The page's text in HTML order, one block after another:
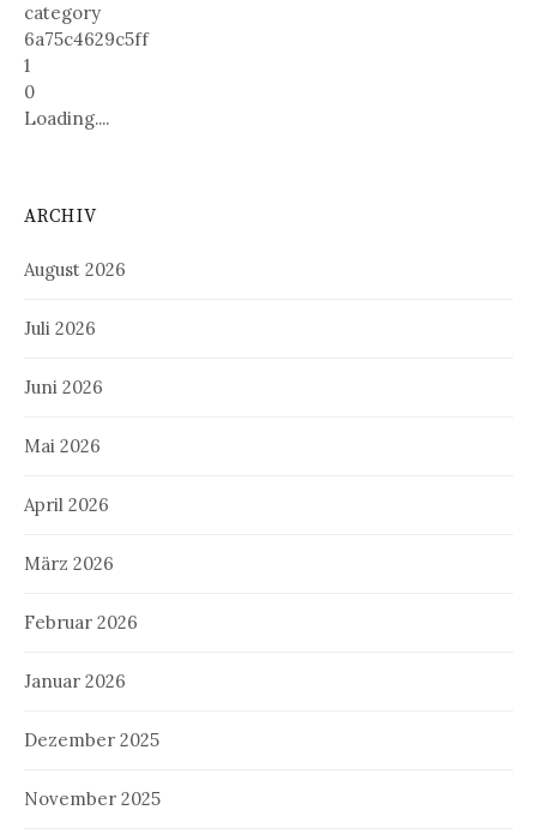
category
6a75c4629c5ff
1
0
Loading....
ARCHIV
August 2026
Juli 2026
Juni 2026
Mai 2026
April 2026
März 2026
Februar 2026
Januar 2026
Dezember 2025
November 2025